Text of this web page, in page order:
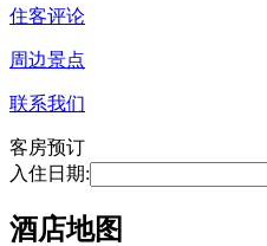
住客评论
周边景点
联系我们
客房预订
入住日期:
酒店地图